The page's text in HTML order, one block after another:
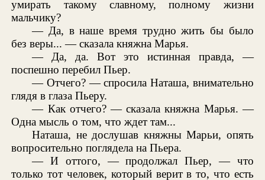
умирать такому славному, полному жизни
мальчику?
— Да, в наше время трудно жить бы было
без веры... — сказала княжна Марья.
— Да, да. Вот это истинная правда, —
поспешно перебил Пьер.
— Отчего? — спросила Наташа, внимательно
глядя в глаза Пьеру.
— Как отчего? — сказала княжна Марья. —
Одна мысль о том, что ждет там...
Наташа, не дослушав княжны Марьи, опять
вопросительно поглядела на Пьера.
— И оттого, — продолжал Пьер, — что
только тот человек, который верит в то, что есть